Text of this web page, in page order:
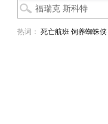
热词： 死亡航班 饲养蜘蛛侠